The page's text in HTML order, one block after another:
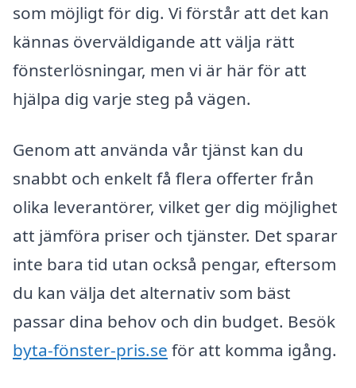
som möjligt för dig. Vi förstår att det kan
kännas överväldigande att välja rätt
fönsterlösningar, men vi är här för att
hjälpa dig varje steg på vägen.
Genom att använda vår tjänst kan du
snabbt och enkelt få flera offerter från
olika leverantörer, vilket ger dig möjlighet
att jämföra priser och tjänster. Det sparar
inte bara tid utan också pengar, eftersom
du kan välja det alternativ som bäst
passar dina behov och din budget. Besök
byta-fönster-pris.se för att komma igång.